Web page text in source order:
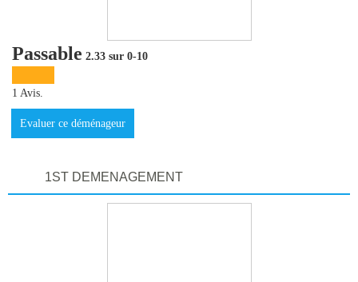
Passable 2.33 sur 0-10
1 Avis.
Evaluer ce déménageur
1ST DEMENAGEMENT